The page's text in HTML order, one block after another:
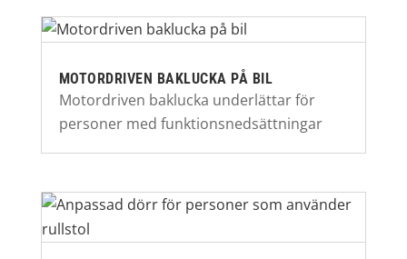
MOTORDRIVEN BAKLUCKA PÅ BIL
Motordriven baklucka underlättar för
personer med funktionsnedsättningar